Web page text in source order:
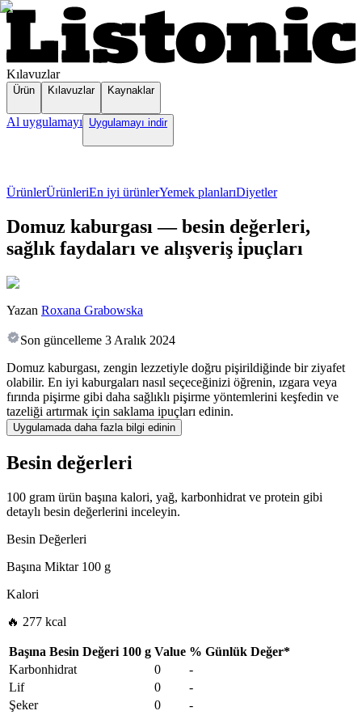
Kılavuzlar
Ürün Kılavuzlar Kaynaklar
Al uygulamayı Uygulamayı indir
ÜrünlerÜrünleriEn iyi ürünlerYemek planlarıDiyetler
Domuz kaburgası — besin değerleri,
sağlık faydaları ve alışveriş i̇puçları
Yazan Roxana Grabowska
Son güncelleme 3 Aralık 2024
Domuz kaburgası, zengin lezzetiyle doğru pişirildiğinde bir ziyafet
olabilir. En iyi kaburgaları nasıl seçeceğinizi öğrenin, ızgara veya
fırında pişirme gibi daha sağlıklı pişirme yöntemlerini keşfedin ve
tazeliği artırmak için saklama ipuçları edinin.
Uygulamada daha fazla bilgi edinin
Besin değerleri
100 gram ürün başına kalori, yağ, karbonhidrat ve protein gibi
detaylı besin değerlerini inceleyin.
Besin Değerleri
Başına Miktar100 g
Kalori
🔥 277 kcal
Başına Besin Değeri 100 g Value % Günlük Değer*
Karbonhidrat
0
-
Lif
0
-
Şeker
0
-